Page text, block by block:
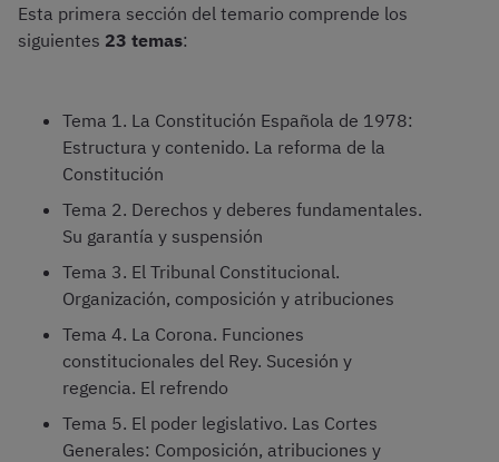
Esta primera sección del temario comprende los
siguientes 23 temas:
Tema 1. La Constitución Española de 1978:
Estructura y contenido. La reforma de la
Constitución
Tema 2. Derechos y deberes fundamentales.
Su garantía y suspensión
Tema 3. El Tribunal Constitucional.
Organización, composición y atribuciones
Tema 4. La Corona. Funciones
constitucionales del Rey. Sucesión y
regencia. El refrendo
Tema 5. El poder legislativo. Las Cortes
Generales: Composición, atribuciones y